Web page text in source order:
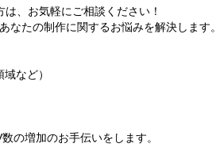
、お気軽にご相談ください！
なたの制作に関するお悩みを解決します。
など）
の増加のお手伝いをします。